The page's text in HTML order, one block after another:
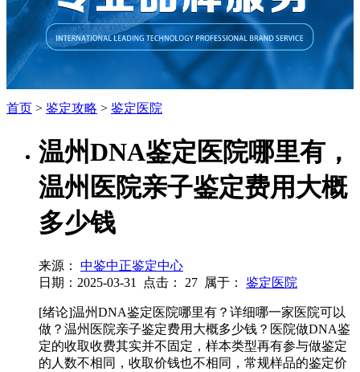
首页 > 鉴定攻略 > 鉴定医院
温州DNA鉴定医院哪里有，
温州医院亲子鉴定费用大概
多少钱
来源：
中鉴中正鉴定中心
日期：2025-03-31
点击： 27 属于： 鉴定医院
[绪论]温州DNA鉴定医院哪里有？详细哪一家医院可以
做？温州医院亲子鉴定费用大概多少钱？医院做DNA鉴
定的收取收费其实并不固定，样本类型再有参与做鉴定
的人数不相同，收取价钱也不相同，常规样品的鉴定价